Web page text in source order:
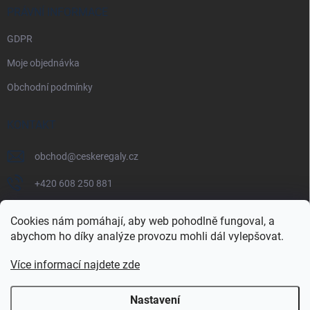
Cookies nám pomáhají, aby web pohodlně fungoval, a
abychom ho díky analýze provozu mohli dál vylepšovat.
Více informací najdete zde
Nastavení
PRÁVNÍ INFORMACE
GDPR
Moje objednávka
Obchodní podmínky
KONTAKT
obchod@ceskeregaly.cz
+420 608 250 881